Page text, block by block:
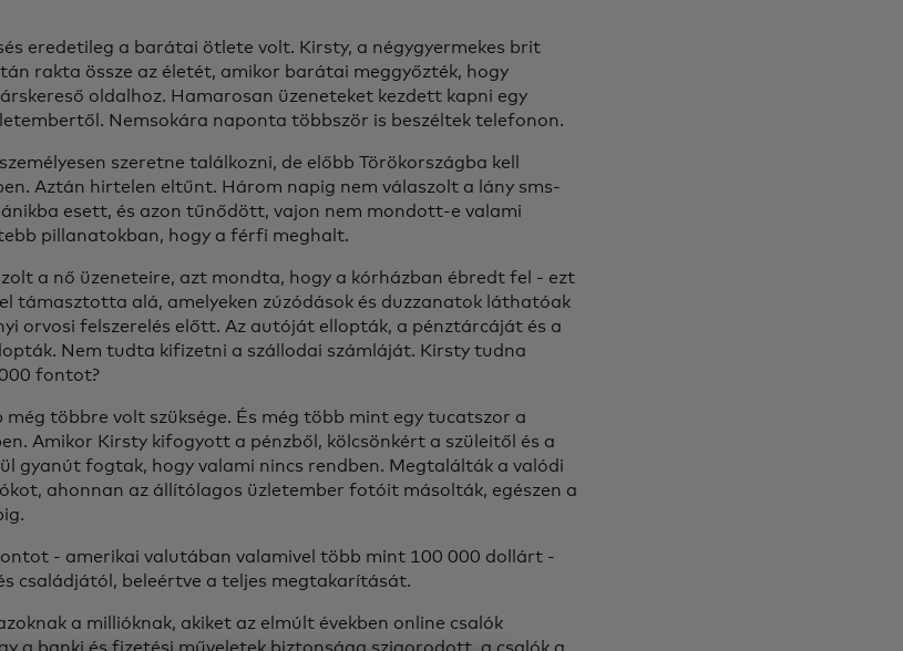
eredetileg a barátai ötlete volt. Kirsty, a négygyermekes brit
rakta össze az életét, amikor barátai meggyőzték, hogy
oldalhoz. Hamarosan üzeneteket kezdett kapni egy
Nemsokára naponta többször is beszéltek telefonon.
szeretne találkozni, de előbb Törökországba kell
Aztán hirtelen eltűnt. Három napig nem válaszolt a lány sms-
esett, és azon tűnődött, vajon nem mondott-e valami
pillanatokban, hogy a férfi meghalt.
a nő üzeneteire, azt mondta, hogy a kórházban ébredt fel - ezt
támasztotta alá, amelyeken zúzódások és duzzanatok láthatóak
orvosi felszerelés előtt. Az autóját ellopták, a pénztárcáját és a
Nem tudta kifizetni a szállodai számláját. Kirsty tudna
fontot?
még többre volt szüksége. És még több mint egy tucatszor a
Amikor Kirsty kifogyott a pénzből, kölcsönkért a szüleitől és a
gyanút fogtak, hogy valami nincs rendben. Megtalálták a valódi
ahonnan az állítólagos üzletember fotóit másolták, egészen a
- amerikai valutában valamivel több mint 100 000 dollárt -
családjától, beleértve a teljes megtakarítását.
a millióknak, akiket az elmúlt években online csalók
a banki és fizetési műveletek biztonsága szigorodott, a csalók a